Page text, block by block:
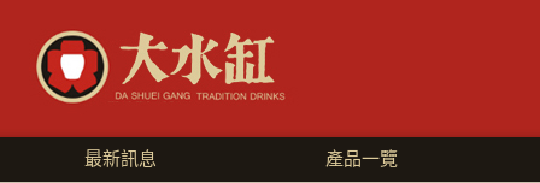
最新訊息 產品一覽